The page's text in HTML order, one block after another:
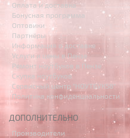
Оплата и доставка
Бонусная программа
Оптовики
Партнёры
Информация о доставке
Услуги и цены в Пензе
Ремонт ноутбуков в Пензе
Скупка ноутбуков
Сервисный центр "НОУТБУК58"
Политика конфиденциальности
ДОПОЛНИТЕЛЬНО
Производители